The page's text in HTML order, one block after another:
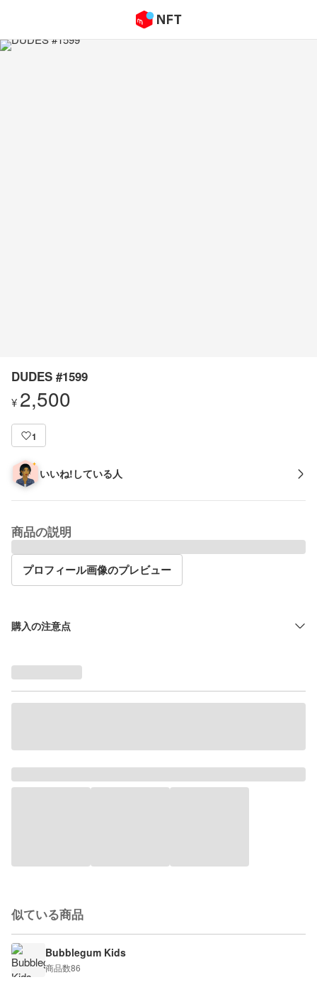
DUDES #1599
¥ 2,500
1
いいね!している人
商品の説明
プロフィール画像のプレビュー
購入の注意点
似ている商品
Bubblegum Kids
商品数86